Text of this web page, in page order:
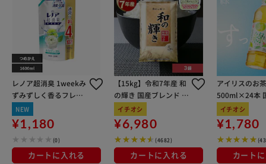
ゴシゴシいらず※２でラクラクきれい！消臭もできるクエン
酸ｉｎ処方のトイレ便器内専用クリーナー！逆さスプレーで
きるから、フチ裏もしっかりパック。
スッキリとしたウォーターミントの香り
※１当社品比※２便器内専用、こびりついた汚れは落とせま
せん。
使用上の注意
●空中にスプレーしない。
●液の残量が少ないとき、直立・直倒立以外の角度では出に
くくなることがある。
●用途外に使わない。
●床や壁、便座などの拭き掃除には使用しない。液が付着し
レノア超消臭 1weekみ
ずみずしく香るフレッ
シュグリーンの香り 詰
め替え用超特大サイズ
1600ml
NEW
¥1,180
(0)
カートに入れる
【15kg】令和7年産 和
の輝き 国産ブレンド 5
kg×3袋
イチオシ
¥6,980
(4682)
カートに入れる
アイリスのお
500ml×24本
100％使用
イチオシ
¥1,780
カート